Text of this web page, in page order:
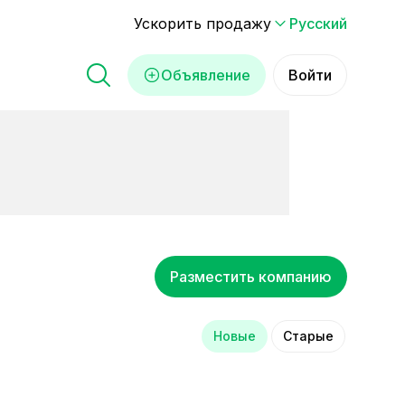
Ускорить продажу Русский
Объявление Войти
Разместить компанию
Новые Старые